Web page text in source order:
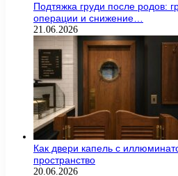
Подтяжка груди после родов:
операции и снижение…
21.06.2026
Как двери капель с
пространство
20.06.2026